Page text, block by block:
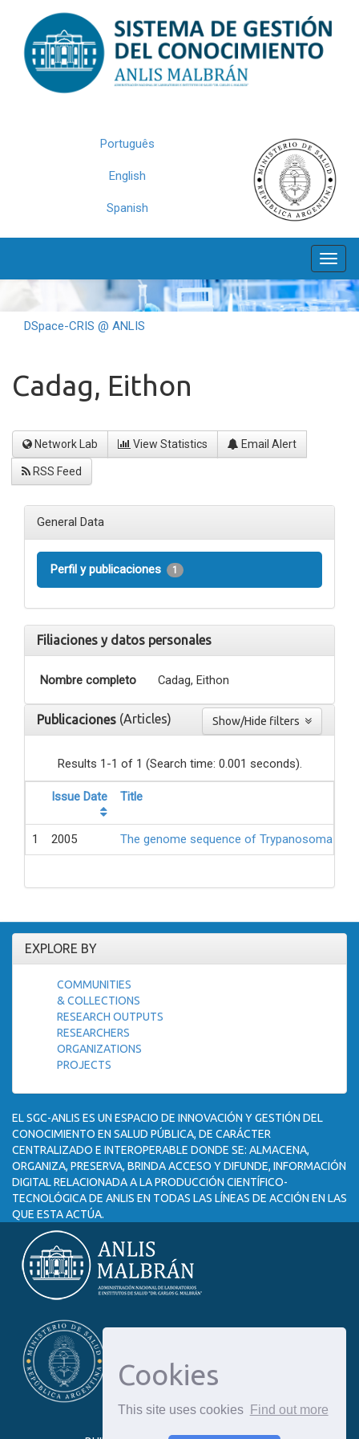
Cookies
This site uses cookies Find out more
navigation
Português
English
Spanish
DSpace-CRIS @ ANLIS
Cadag, Eithon
Network Lab View Statistics Email Alert
RSS Feed
General Data
Perfil y publicaciones 1
Filiaciones y datos personales
Nombre completo Cadag, Eithon
Publicaciones (Articles)
Results 1-1 of 1 (Search time: 0.001 seconds).
Issue Date Title
1 2005 The genome sequence of Trypanosoma
EXPLORE BY
COMMUNITIES
& COLLECTIONS
RESEARCH OUTPUTS
RESEARCHERS
ORGANIZATIONS
PROJECTS
EL SGC-ANLIS ES UN ESPACIO DE INNOVACIÓN Y GESTIÓN DEL
CONOCIMIENTO EN SALUD PÚBLICA, DE CARÁCTER
CENTRALIZADO E INTEROPERABLE DONDE SE: ALMACENA,
ORGANIZA, PRESERVA, BRINDA ACCESO Y DIFUNDE, INFORMACIÓN
DIGITAL RELACIONADA A LA PRODUCCIÓN CIENTÍFICO-
TECNOLÓGICA DE ANLIS EN TODAS LAS LÍNEAS DE ACCIÓN EN LAS
QUE ESTA ACTÚA.